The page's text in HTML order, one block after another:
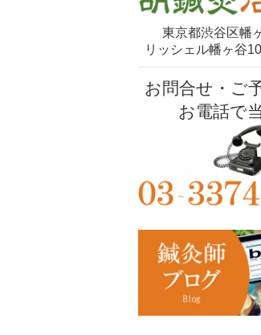
東京都渋谷区幡
リッシェル幡ヶ谷
お問合せ・ご
お電話で